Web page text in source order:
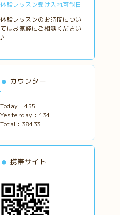
体験レッスン受け入れ可能日
体験レッスンのお時間につい
てはお気軽にご相談ください
♪
カウンター
Today : 455
Yesterday : 134
Total : 38433
携帯サイト